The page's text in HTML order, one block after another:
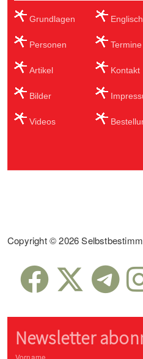
Grundlagen
Personen
Artikel
Bilder
Videos
Englisch
Termine
Kontakt
Copyright © 2026
Newsletter